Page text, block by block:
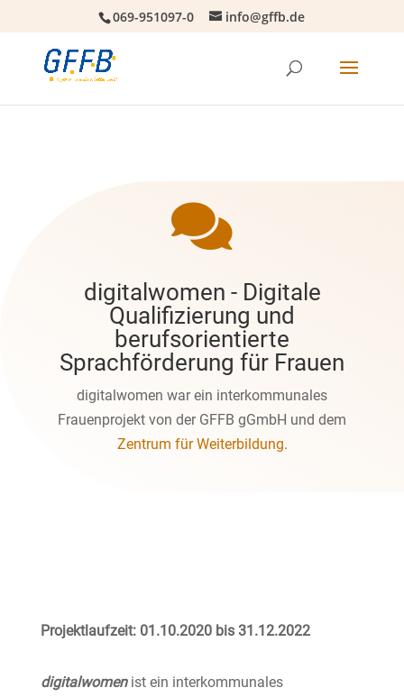
069-951097-0 info@gffb.de

digitalwomen - Digitale
Qualifizierung und
berufsorientierte
Sprachförderung für Frauen
digitalwomen war ein interkommunales
Frauenprojekt von der GFFB gGmbH und dem
Zentrum für Weiterbildung.
Projektlaufzeit: 01.10.2020 bis 31.12.2022
digitalwomen ist ein interkommunales